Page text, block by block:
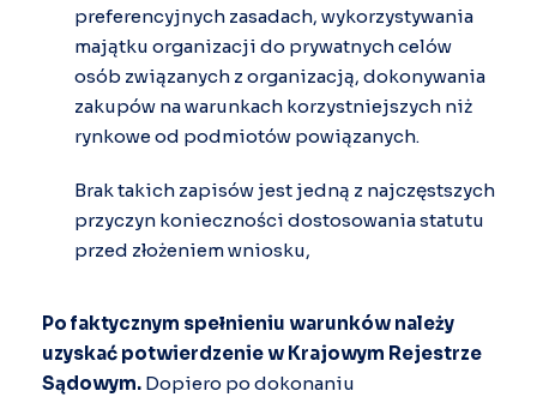
preferencyjnych zasadach, wykorzystywania
majątku organizacji do prywatnych celów
osób związanych z organizacją, dokonywania
zakupów na warunkach korzystniejszych niż
rynkowe od podmiotów powiązanych.
Brak takich zapisów jest jedną z najczęstszych
przyczyn konieczności dostosowania statutu
przed złożeniem wniosku,
Po faktycznym spełnieniu warunków należy
uzyskać potwierdzenie w Krajowym Rejestrze
Sądowym. Dopiero po dokonaniu